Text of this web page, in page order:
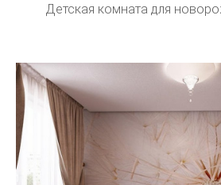
Детская комната для